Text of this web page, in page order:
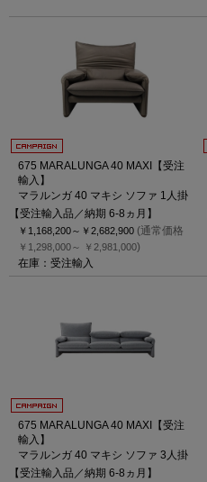
675 MARALUNGA 40 MAXI【受注
輸入】
マラルンガ 40 マキシ ソファ 1人掛
【受注輸入品／納期 6-8ヵ月】
￥1,168,200～ ￥2,682,900 (通常価格
￥1,298,000～ ￥2,981,000)
在庫：受注輸入
675 MARALUNGA 40 MAXI【受注
輸入】
マラルンガ 40 マキシ ソファ 3人掛
【受注輸入品／納期 6-8ヵ月】